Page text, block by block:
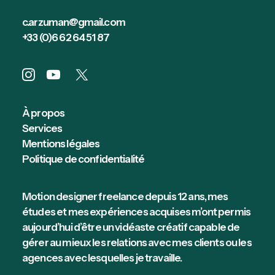
c.arzuman@gmail.com
+33 (0)6 62 64 51 87
À propos
Services
Mentions légales
Politique de confidentialité
Motion designer freelance depuis 12 ans, mes
études et mes expériences acquises m’ont permis
aujourd’hui d’être un vidéaste créatif capable de
gérer au mieux les relations avec mes clients ou les
agences avec lesquelles je travaille.